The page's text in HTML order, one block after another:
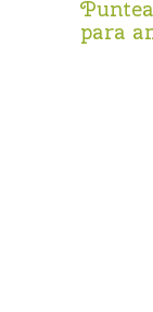
para